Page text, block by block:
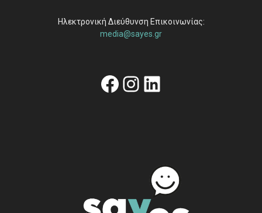
Ηλεκτρονική Διεύθυνση Επικοινωνίας:
media@sayes.gr
Facebook
Instagram
Linkedin